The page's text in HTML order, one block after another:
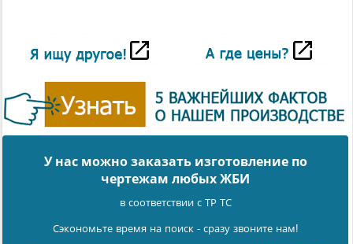
У нас можно заказать изготовление по
чертежам любых ЖБИ
в соответствии с ТР ТС
Сэкономьте время на поиск - сразу звоните нам!